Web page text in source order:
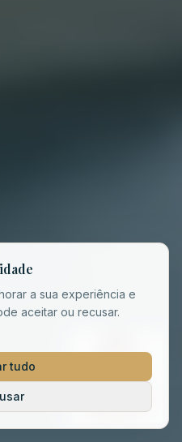
Perguntar à
a sua experiência e
aceitar ou recusar.
tudo